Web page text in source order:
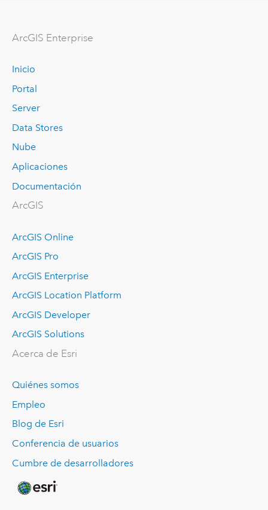
ArcGIS Enterprise
Inicio
Portal
Server
Data Stores
Nube
Aplicaciones
Documentación
ArcGIS
ArcGIS Online
ArcGIS Pro
ArcGIS Enterprise
ArcGIS Location Platform
ArcGIS Developer
ArcGIS Solutions
Acerca de Esri
Quiénes somos
Empleo
Blog de Esri
Conferencia de usuarios
Cumbre de desarrolladores